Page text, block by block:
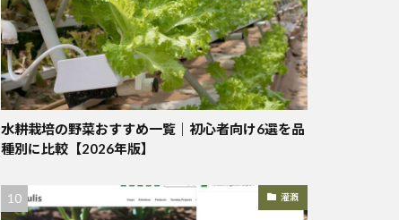
水耕栽培の野菜おすすめ一覧｜初心者向け6選を品
種別に比較【2026年版】
灌漑